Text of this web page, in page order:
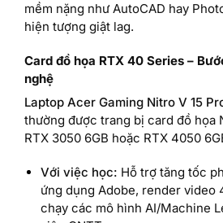
mềm nặng như AutoCAD hay
hiện tượng giật lag.
Card đồ họa RTX 40 Series –
nghệ
Laptop Acer Gaming Nitro V 15
thường được trang bị card đồ họa
RTX 3050 6GB hoặc RTX 4050
Với việc học: Hỗ trợ tăng tốc
ứng dụng Adobe, render video
chạy các mô hình AI/Machine